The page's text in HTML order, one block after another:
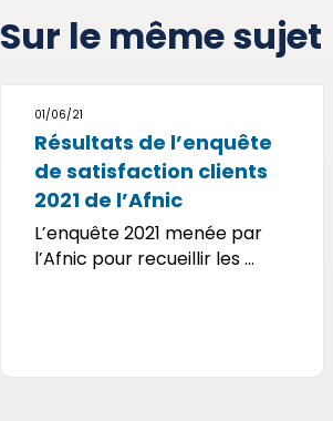
Sur le même sujet
01/06/21
Résultats de l’enquête
de satisfaction clients
2021 de l’Afnic
L’enquête 2021 menée par
l’Afnic pour recueillir les ...